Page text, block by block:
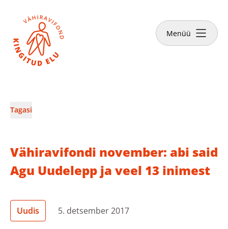
Menüü
Tee annetus Sulge
Kuidas aidata?
Abivajajale
Tagasi
Vähiravifondi november: abi said
Agu Uudelepp ja veel 13 inimest
Uudis 5. detsember 2017